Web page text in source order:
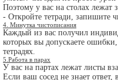
Поэтому у вас на столах лежат
- Откройте тетради, запишите
4. Минутка чистописания
Каждый из вас получил
которых вы допускаете
тетрадях.
5.Работа в парах
У вас на партах лежат листы
Если ваш сосед не знает ответ,